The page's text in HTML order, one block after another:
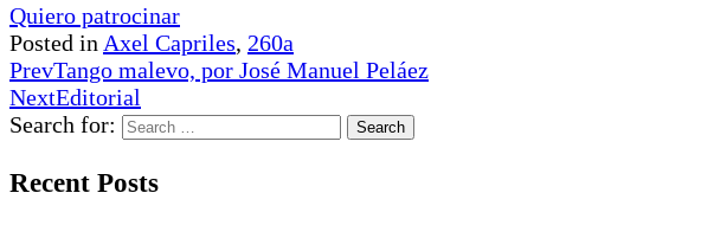
Quiero patrocinar
Posted in Axel Capriles, 260a
PrevTango malevo, por José Manuel Peláez
NextEditorial
Search for:
Recent Posts